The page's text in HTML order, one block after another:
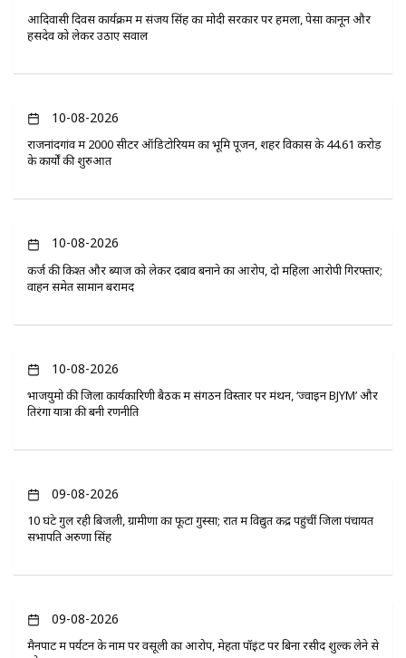
आदिवासी दिवस कार्यक्रम में संजय सिंह का मोदी सरकार पर हमला, पेसा कानून और
हसदेव को लेकर उठाए सवाल
10-08-2026
राजनांदगांव में 2000 सीटर ऑडिटोरियम का भूमि पूजन, शहर विकास के 44.61 करोड़
के कार्यों की शुरुआत
10-08-2026
कर्ज की किश्त और ब्याज को लेकर दबाव बनाने का आरोप, दो महिला आरोपी गिरफ्तार;
वाहन समेत सामान बरामद
10-08-2026
भाजयुमो की जिला कार्यकारिणी बैठक में संगठन विस्तार पर मंथन, ‘ज्वाइन BJYM’ और
तिरंगा यात्रा की बनी रणनीति
09-08-2026
10 घंटे गुल रही बिजली, ग्रामीणों का फूटा गुस्सा; रात में विद्युत केंद्र पहुंचीं जिला पंचायत
सभापति अरुणा सिंह
09-08-2026
मैनपाट में पर्यटन के नाम पर वसूली का आरोप, मेहता पॉइंट पर बिना रसीद शुल्क लेने से